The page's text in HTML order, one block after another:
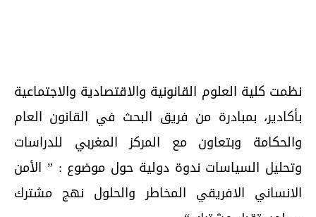
نظمت كلية العلوم القانونية والاقتصادية والاجتماعية
بأكادير، بمبادرة من فريق البحث في القانون العام
والحكامة وبتعاون مع المركز المغربي للدراسات
وتحليل السياسات ندوة دولية حول موضوع : ” الأمن
الانساني الافريقي المخاطر والحلول نهج مشترك